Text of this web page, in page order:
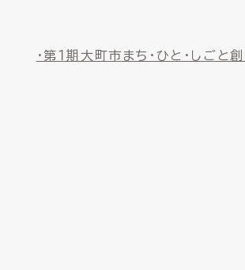
・第１期大町市まち・ひと・しごと